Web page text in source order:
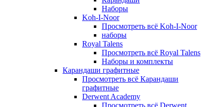
Наборы
Koh-I-Noor
Просмотреть всё Koh-I-Noor
наборы
Royal Talens
Просмотреть всё Royal Talens
Наборы и комплекты
Карандаши графитные
Просмотреть всё Карандаши
графитные
Derwent Academy
Просмотреть всё Derwent